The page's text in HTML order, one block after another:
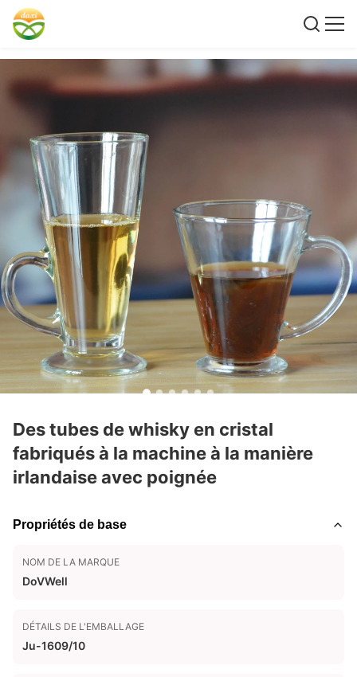
Des tubes de whisky en cristal
fabriqués à la machine à la manière
irlandaise avec poignée
Propriétés de base
NOM DE LA MARQUE
DoVWell
DÉTAILS DE L'EMBALLAGE
Ju-1609/10